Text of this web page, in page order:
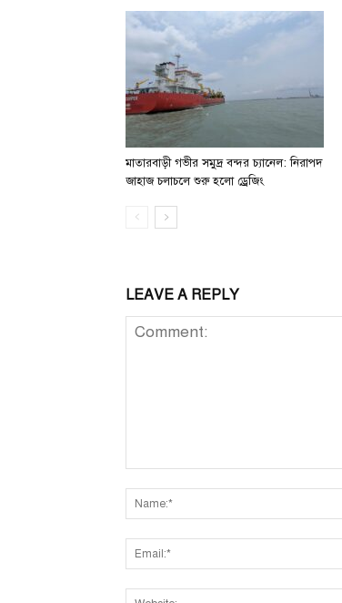
মাতারবাড়ী গভীর সমুদ্র বন্দর চ্যানেল: নিরাপদ
জাহাজ চলাচলে শুরু হলো ড্রেজিং
LEAVE A REPLY